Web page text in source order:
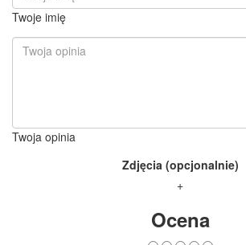
Twoje imię
Twoja opinia
Zdjęcia (opcjonalnie)
+
Ocena